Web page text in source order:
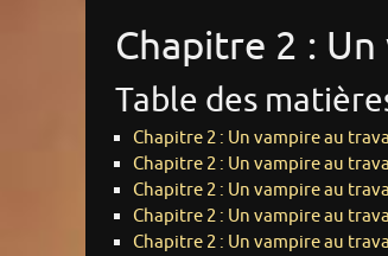
Chapitre 2 :
Table des
Chapitre 2 : Un vampire au
Chapitre 2 : Un vampire au
Chapitre 2 : Un vampire au
Chapitre 2 : Un vampire au
Chapitre 2 : Un vampire au